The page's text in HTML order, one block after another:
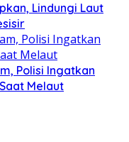
Lindungi Laut
Polisi Ingatkan
Melaut